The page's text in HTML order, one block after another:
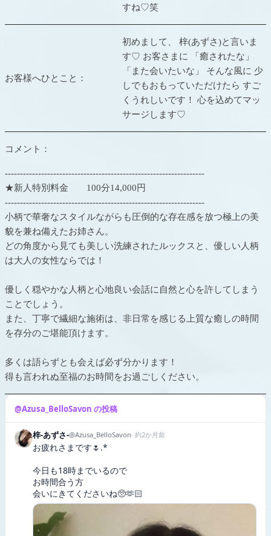
すね♡笑
お客様へひとこと：
初めまして、 梓(あずさ)と言いま
す♡ お客さまに 「癒されたな」
「また会いたいな」 そんな風に 少
しでもおもっていただけたら すご
くうれしいです！ 心を込めてマッ
サージします♡
コメント：
------------------------------------------------------------------
★新人特別料金 100分14,000円
------------------------------------------------------------------
小柄で華奢なスタイルながらも圧倒的な存在感を放つ極上の美
貌を兼ね備えたお姉さん。
どの角度から見ても美しい洗練されたルックスと、優しい人柄
は大人の女性ならでは！
優しく穏やかな人柄と心地良い会話に自然と心を許してしまう
ことでしょう。
また、丁寧で繊細な施術は、非日常を感じる上質な癒しの時間
を存分のご堪能頂けます。
多くは語らずとも会えば必ず分かります！
得も言われぬ至福のお時間をお過ごしください。